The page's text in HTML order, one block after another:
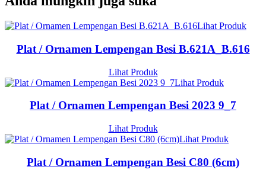
Lihat Produk
Plat / Ornamen Lempengan Besi B.621A_B.616
Lihat Produk
Lihat Produk
Plat / Ornamen Lempengan Besi 2023 9_7
Lihat Produk
Lihat Produk
Plat / Ornamen Lempengan Besi C80 (6cm)